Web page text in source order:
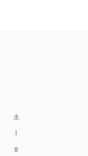
土
1
8